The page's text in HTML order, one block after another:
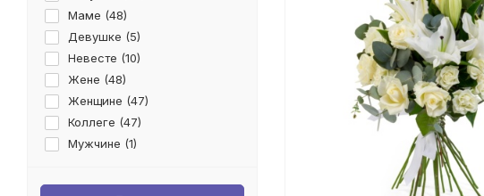
Юбилей ( 22
Маме (48)
Девушке (5)
Невесте (10)
Жене (48)
Женщине (47)
Коллеге (47)
Мужчине (1)
Ребенку (18)